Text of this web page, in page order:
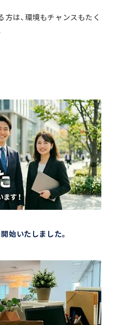
は、環境もチャンスもたく
始いたしました。